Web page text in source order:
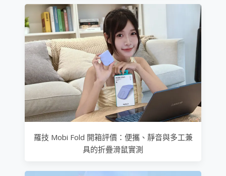
羅技 Mobi Fold 開箱評價：便攜、靜音與多工兼
具的折疊滑鼠實測